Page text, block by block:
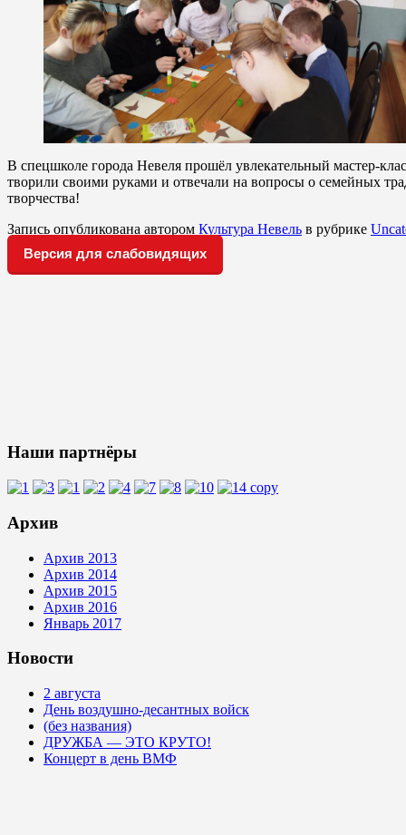
В спецшколе города Невеля прошёл увлекательный мастер-
творили своими руками и отвечали на вопросы о семейных
творчества! ⁣
Запись опубликована автором Культура Невель в рубрике
Версия для слабовидящих
Наши партнёры
Архив
Архив 2013
Архив 2014
Архив 2015
Архив 2016
Январь 2017
Новости
2 августа
День воздушно-десантных войск
(без названия)
ДРУЖБА — ЭТО КРУТО!
Концерт в день ВМФ